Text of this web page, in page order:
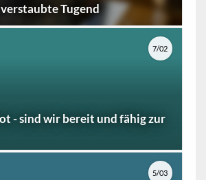
Tugend
- sind wir bereit und fähig zur
7/02
5/03